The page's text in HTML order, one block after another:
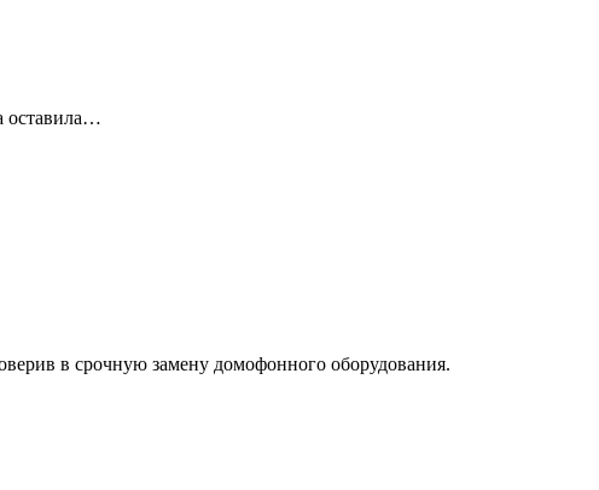
оставила…
в срочную замену домофонного оборудования.